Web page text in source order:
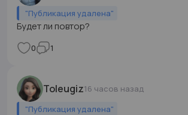
"Публикация удалена"
Будет ли повтор?
0 1
Toleugiz16 часов назад
"Публикация удалена"